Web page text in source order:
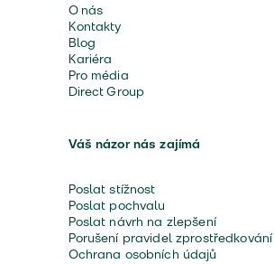
O nás
Kontakty
Blog
Kariéra
Pro média
Direct Group
Váš názor nás zajímá
Poslat stížnost
Poslat pochvalu
Poslat návrh na zlepšení
Porušení pravidel zprostředkování
Ochrana osobních údajů